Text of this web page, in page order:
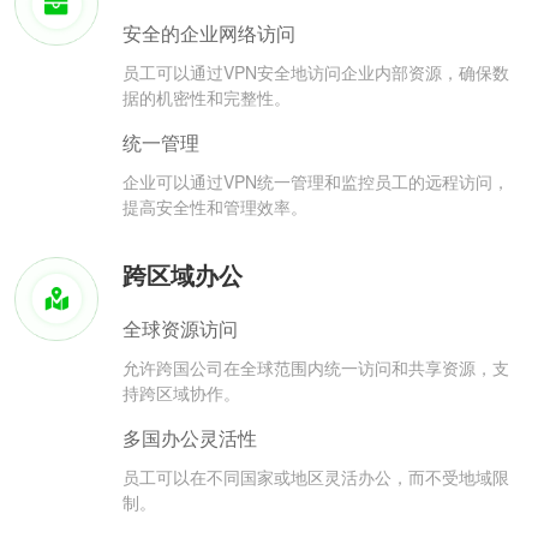
安全的企业网络访问
员工可以通过VPN安全地访问企业内部资源，确保数
据的机密性和完整性。
统一管理
企业可以通过VPN统一管理和监控员工的远程访问，
提高安全性和管理效率。
跨区域办公
全球资源访问
允许跨国公司在全球范围内统一访问和共享资源，支
持跨区域协作。
多国办公灵活性
员工可以在不同国家或地区灵活办公，而不受地域限
制。